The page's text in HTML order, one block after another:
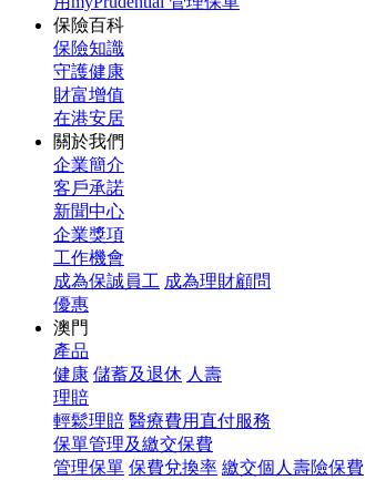
保險百科
保險知識
守護健康
財富增值
在港安居
關於我們
企業簡介
客戶承諾
新聞中心
企業獎項
工作機會
成為保誠員工 成為理財顧問
優惠
澳門
產品
健康 儲蓄及退休 人壽
理賠
輕鬆理賠 醫療費用直付服務
保單管理及繳交保費
管理保單 保費兌換率 繳交個人壽險保費